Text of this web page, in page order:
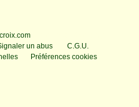
un abus
C.G.U.
Préférences cookies